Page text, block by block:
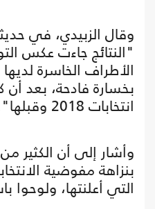
وقال الزبيدي، في
"النتائج جاءت عكس
الأطراف الخاسرة
بخسارة فادحة، بعد
انتخابات 2018 وقبلها".
وأشار إلى أن الكثير
بنزاهة مفوضية
التي أعلنتها، ولوحوا